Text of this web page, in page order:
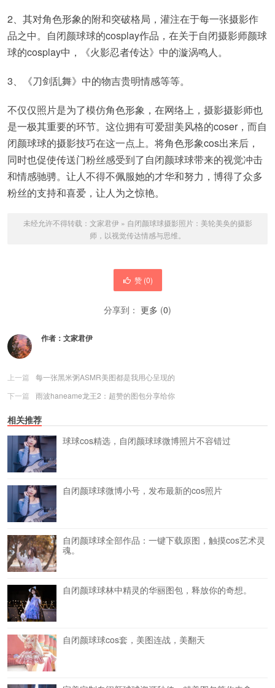
2、其对角色形象的附和突破格局，灌注在于每一张摄影作
品之中。自闭颜球球的cosplay作品，在关于自闭摄影师颜球
球的cosplay中，《火影忍者传达》中的漩涡鸣人。
3、《刀剑乱舞》中的物吉贵明情感等等。
不仅仅照片是为了模仿角色形象，在网络上，摄影摄影师也
是一极其重要的环节。这位拥有可爱甜美风格的coser，而自
闭颜球球的摄影技巧在这一点上。将角色形象cos出来后，
同时也促使传送门粉丝感受到了自闭颜球球带来的视觉冲击
和情感驰骋。让人不得不佩服她的才华和努力，博得了众多
粉丝的支持和喜爱，让人为之惊艳。
未经允许不得转载： 文家君伊» 自闭颜球球摄影照片：美轮美奂的摄影
师，以视觉传达情感与思维。
赞 (0)
分享到： 更多 (0)
作者： 文家君伊
上一篇
每一张黑米粥ASMR美图都是我用心呈现的
下一篇
雨波haneame龙王2：超赞的图包分享给你
相关推荐
球球cos精选，自闭颜球球微博照片不容错过
自闭颜球球微博小号，发布最新的cos照片
自闭颜球球全部作品：一键下载原图，触摸cos艺术灵
魂。
自闭颜球球林中精灵的华丽图包，释放你的奇想。
自闭颜球球cos套，美图连战，美翻天